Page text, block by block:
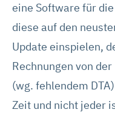
eine Software für
diese auf den
Update einspielen,
Rechnungen von
(wg. fehlendem
Zeit und nicht jeder